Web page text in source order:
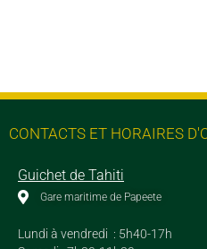
CONTACTS ET HORAIRES
Guichet de Tahiti
Gare maritime de Papeete
Lundi à vendredi : 5h40-17h